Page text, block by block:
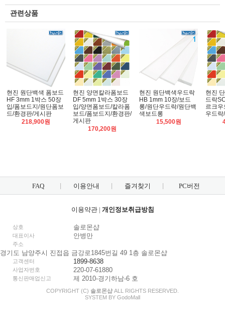
관련상품
현진 원단백색 폼보드
HF 3mm 1박스 50장
입/폼보드지/원단폼보
드/환경판/게시판
218,900원
현진 양면칼라폼보드
DF 5mm 1박스 30장
입/양면폼보드/칼라폼
보드/폼보드지/환경판/
게시판
170,200원
현진 원단백색우드락
HB 1mm 10장/보드
롱/원단우드락/원단백
색보드롱
15,500원
현진
드락
르크
우드
FAQ 이용안내 즐겨찾기 PC버전
이용약관| 개인정보취급방침
상호 솔로몬샵
대표이사 안병만
주소
경기도 남양주시 진접읍 금강로1845번길 49 1층 솔로몬샵
고객센터 1899-8638
사업자번호 220-07-61880
통신판매업신고 제 2010-경기하남-6 호
COPYRIGHT (C) 솔로몬샵 ALL RIGHTS RESERVED.
SYSTEM BY GodoMall